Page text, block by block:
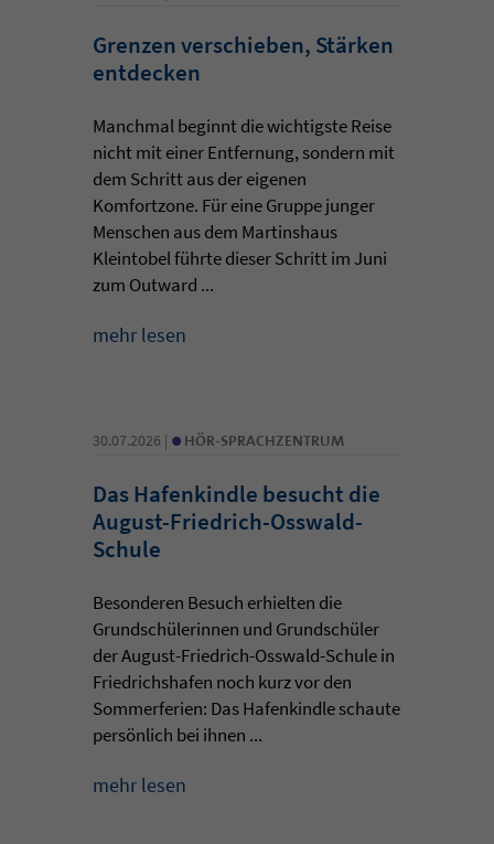
Grenzen verschieben, Stärken
entdecken
Manchmal beginnt die wichtigste Reise
nicht mit einer Entfernung, sondern mit
dem Schritt aus der eigenen
Komfortzone. Für eine Gruppe junger
Menschen aus dem Martinshaus
Kleintobel führte dieser Schritt im Juni
zum Outward ...
mehr lesen
30.07.2026 | • HÖR-SPRACHZENTRUM
Das Hafenkindle besucht die
August-Friedrich-Osswald-
Schule
Besonderen Besuch erhielten die
Grundschülerinnen und Grundschüler
der August-Friedrich-Osswald-Schule in
Friedrichshafen noch kurz vor den
Sommerferien: Das Hafenkindle schaute
persönlich bei ihnen ...
mehr lesen